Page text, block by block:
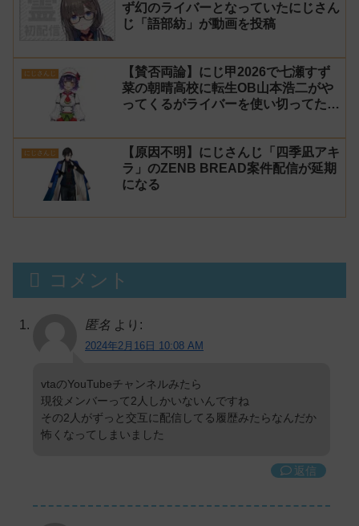
ず幻のライバーとなっていたにじさん
じ「語部紡」が動画を投稿
にじさんじ
【賛否両論】にじ甲2026で七瀬すず
菜の朝晴高校に転生OB山本浩二がや
ってくるがライバーを使い切ってたの
イバーの転生が可能に
にじさんじ
【原因不明】にじさんじ「四季凪アキ
ラ」のZENB BREAD案件配信が延期
になる
コメント
匿名 より:
2024年2月16日 10:08 AM
vtaのYouTubeチャンネルみたら
現役メンバーって2人しかいないんですね
その2人がずっと交互に配信してる履歴みたらなんだか
怖くなってしまいました
返信